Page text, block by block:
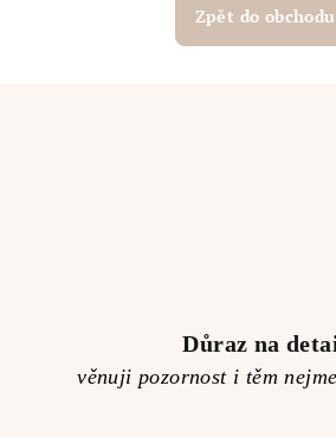
Zpět do obchodu
Důraz na
věnuji pozornost i těm